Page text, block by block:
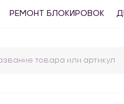
РЕМОНТ БЛОКИРОВОК